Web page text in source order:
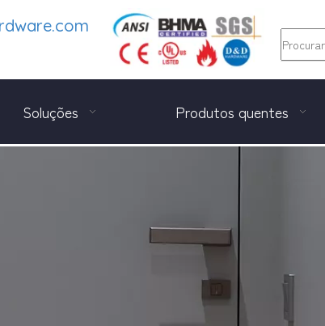
Soluções Produtos quentes